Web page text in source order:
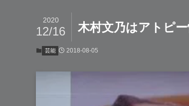
木村文乃はアトピ
2020
12/16
芸能 2018-08-05